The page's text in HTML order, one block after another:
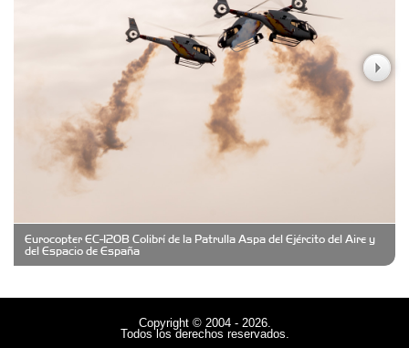
Casa Berta
Clima Castelar
CONSERVAS YAMASIRO
Cubanico´s - Cubanitos Rellenos!
Eurocopter EC-120B Colibrí de la Patrulla Aspa del Ejército del Aire y
del Espacio de España
Copyright © 2004 - 2026.
Todos los derechos reservados.